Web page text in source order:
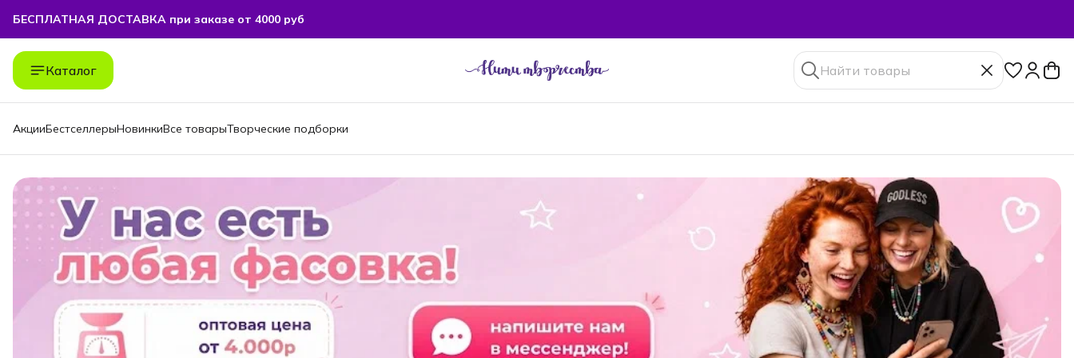
БЕСПЛАТНАЯ ДОСТАВКА при заказе от 4000 руб
БЕСПЛАТНАЯ ДОСТАВКА при заказе от 4000 руб
Каталог
АкцииБестселлерыНовинкиВсе товарыТворческие подборки